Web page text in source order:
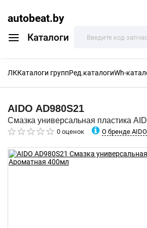
autobeat.by
Каталоги
ЛККаталоги группРед.каталогиWh-
AIDO AD980S21
Смазка универсальная пластика
0 оценок О бренде AIDO